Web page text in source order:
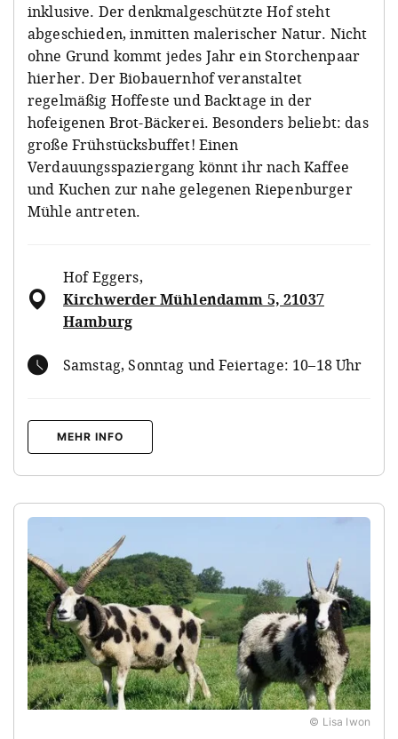
inklusive. Der denkmalgeschützte Hof steht
abgeschieden, inmitten malerischer Natur. Nicht
ohne Grund kommt jedes Jahr ein Storchenpaar
hierher. Der Biobauernhof veranstaltet
regelmäßig Hoffeste und Backtage in der
hofeigenen Brot-Bäckerei. Besonders beliebt: das
große Frühstücksbuffet! Einen
Verdauungsspaziergang könnt ihr nach Kaffee
und Kuchen zur nahe gelegenen Riepenburger
Mühle antreten.
Hof Eggers,
Kirchwerder Mühlendamm 5, 21037
Hamburg
Samstag, Sonntag und Feiertage: 10–18 Uhr
MEHR INFO
© Lisa Iwon